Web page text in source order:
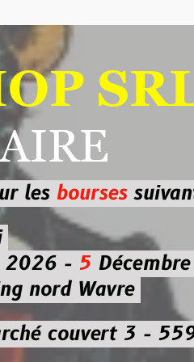
SRL
suivante
5Décembre 2026
Wavre
3 - 5590